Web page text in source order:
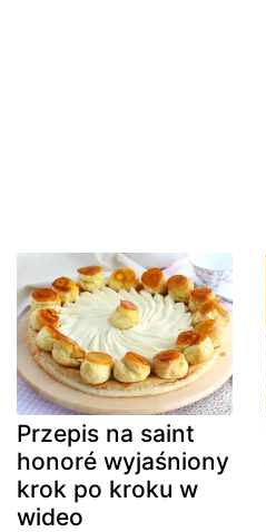
Przepis na saint
honoré wyjaśniony
krok po kroku w
wideo